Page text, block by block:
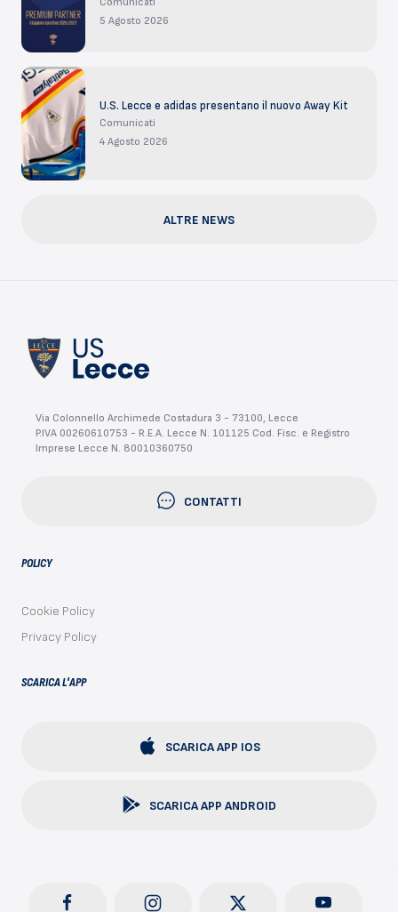
5 Agosto 2026
U.S. Lecce e adidas presentano il nuovo Away Kit
Comunicati
4 Agosto 2026
ALTRE NEWS
Via Colonnello Archimede Costadura 3 - 73100, Lecce
P.IVA 00260610753 - R.E.A. Lecce N. 101125 Cod. Fisc. e Registro
Imprese Lecce N. 80010360750
CONTATTI
POLICY
Cookie Policy
Privacy Policy
SCARICA L'APP
SCARICA APP IOS
SCARICA APP ANDROID